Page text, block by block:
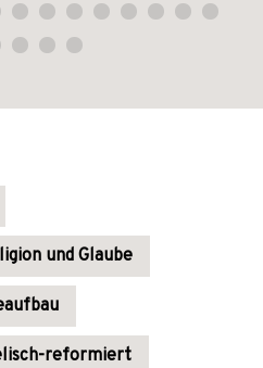
und Glaube
reformiert